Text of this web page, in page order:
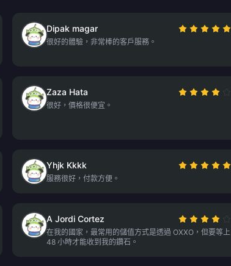
Dipak magar
很好的體驗，非常棒的客戶服務。
Zaza Hata
很好，價格很便宜。
Yhjk Kkkk
服務很好，付款方便。
A Jordi Cortez
在我的國家，最常用的儲值方式是透過 OXXO，但要等上
48 小時才能收到我的鑽石。